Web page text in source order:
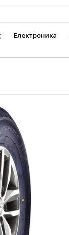
Електроника